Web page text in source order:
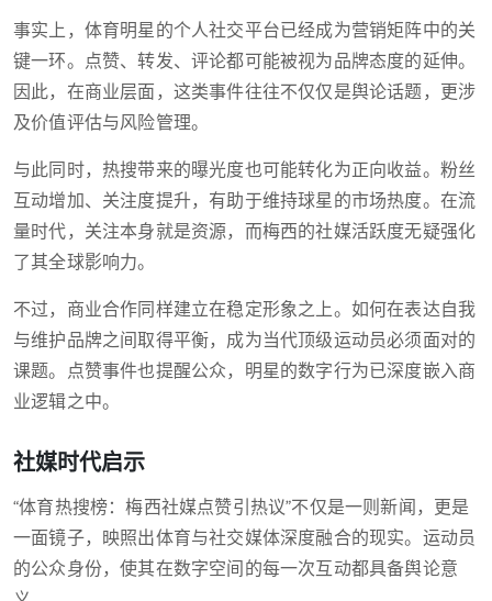
事实上，体育明星的个人社交平台已经成为营销矩阵中的关
键一环。点赞、转发、评论都可能被视为品牌态度的延伸。
因此，在商业层面，这类事件往往不仅仅是舆论话题，更涉
及价值评估与风险管理。
与此同时，热搜带来的曝光度也可能转化为正向收益。粉丝
互动增加、关注度提升，有助于维持球星的市场热度。在流
量时代，关注本身就是资源，而梅西的社媒活跃度无疑强化
了其全球影响力。
不过，商业合作同样建立在稳定形象之上。如何在表达自我
与维护品牌之间取得平衡，成为当代顶级运动员必须面对的
课题。点赞事件也提醒公众，明星的数字行为已深度嵌入商
业逻辑之中。
社媒时代启示
“体育热搜榜：梅西社媒点赞引热议”不仅是一则新闻，更是
一面镜子，映照出体育与社交媒体深度融合的现实。运动员
的公众身份，使其在数字空间的每一次互动都具备舆论意